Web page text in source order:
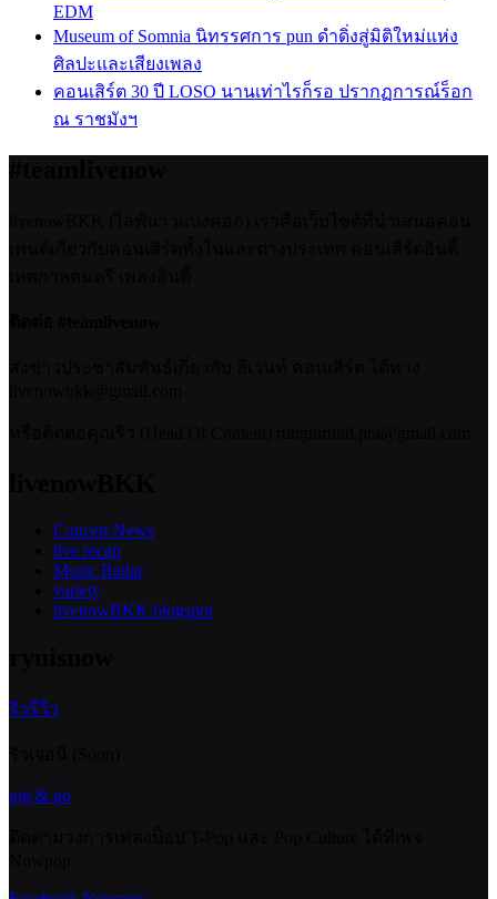
EDM
Museum of Somnia นิทรรศการ pun ดำดิ่งสู่มิติใหม่แห่ง
ศิลปะและเสียงเพลง
คอนเสิร์ต 30 ปี LOSO นานเท่าไรก็รอ ปรากฏการณ์ร็อก
ณ ราชมังฯ
Concert News
live recap
Music Radar
variety
livenowBKK blogspot
ริวรีวิว
gig & go